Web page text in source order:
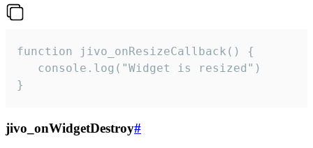
function jivo_onResizeCallback() {
   console.log("Widget is resized")
}
jivo_onWidgetDestroy#